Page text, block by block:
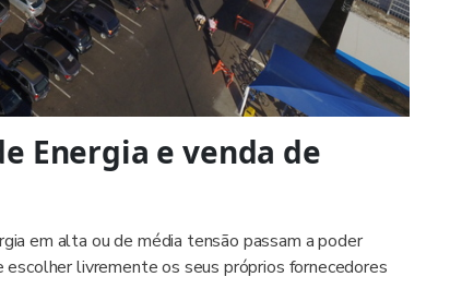
Energia e venda de
em alta ou de média tensão passam a poder
escolher livremente os seus próprios fornecedores